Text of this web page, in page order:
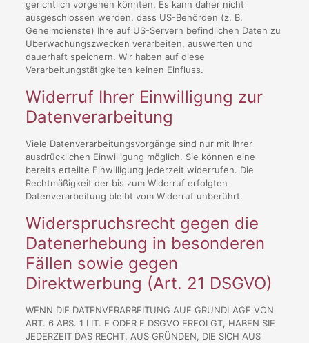
gerichtlich vorgehen könnten. Es kann daher nicht
ausgeschlossen werden, dass US-Behörden (z. B.
Geheimdienste) Ihre auf US-Servern befindlichen Daten zu
Überwachungszwecken verarbeiten, auswerten und
dauerhaft speichern. Wir haben auf diese
Verarbeitungstätigkeiten keinen Einfluss.
Widerruf Ihrer Einwilligung zur
Datenverarbeitung
Viele Datenverarbeitungsvorgänge sind nur mit Ihrer
ausdrücklichen Einwilligung möglich. Sie können eine
bereits erteilte Einwilligung jederzeit widerrufen. Die
Rechtmäßigkeit der bis zum Widerruf erfolgten
Datenverarbeitung bleibt vom Widerruf unberührt.
Widerspruchsrecht gegen die
Datenerhebung in besonderen
Fällen sowie gegen
Direktwerbung (Art. 21 DSGVO)
WENN DIE DATENVERARBEITUNG AUF GRUNDLAGE VON
ART. 6 ABS. 1 LIT. E ODER F DSGVO ERFOLGT, HABEN SIE
JEDERZEIT DAS RECHT, AUS GRÜNDEN, DIE SICH AUS